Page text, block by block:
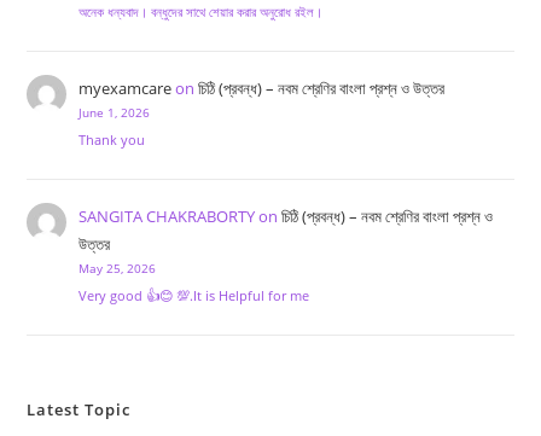
অনেক ধন্যবাদ। বন্ধুদের সাথে শেয়ার করার অনুরোধ রইল।
myexamcareon চিঠি (প্রবন্ধ) – নবম শ্রেণির বাংলা প্রশ্ন ও উত্তর
June 1, 2026
Thank you
SANGITA CHAKRABORTYon চিঠি (প্রবন্ধ) – নবম শ্রেণির বাংলা প্রশ্ন ও
উত্তর
May 25, 2026
Very good 👍😊 💯.It is Helpful for me
Latest Topic